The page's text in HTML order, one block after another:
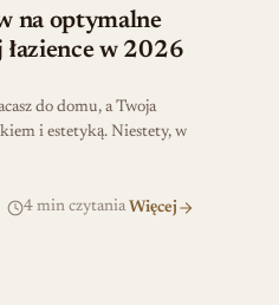
na optymalne
łazience w 2026
do domu, a Twoja
i estetyką. Niestety, w
4 min czytania Więcej